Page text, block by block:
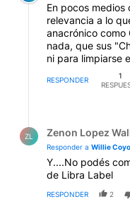
En pocos medios
relevancia a lo
anacrónico como
nada, que sus
ni para limpiarse
RESPONDER
1
ZL Zenon Lopez
Responder a Willie
Y....No podés
de Libra Label
RESPONDER 2